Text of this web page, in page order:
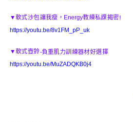
▼軟式沙包讓我瘦， Energy教練私課揭密!
https://youtu.be/8v1FM_pP_uk
▼軟式壺鈴-負重肌力訓練器材好選擇
https://youtu.be/MuZADQKB0j4